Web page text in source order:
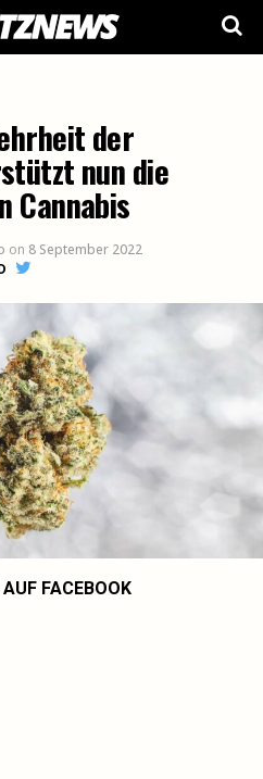
der
nun die
Cannabis
on 8 September 2022
FACEBOOK